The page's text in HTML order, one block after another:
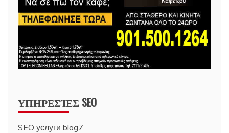
ΥΠΗΡΕΣΊΕΣ SEO
SEO услуги blog7